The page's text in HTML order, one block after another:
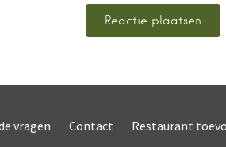
vragen Contact Restaurant